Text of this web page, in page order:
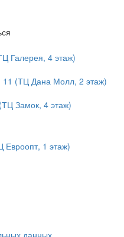
Галерея, 4 этаж)
11 (ТЦ Дана Молл, 2 этаж)
Замок, 4 этаж)
Евроопт, 1 этаж)
данных